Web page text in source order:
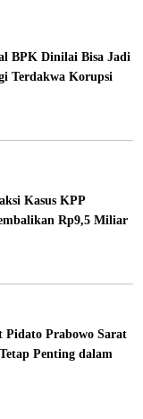
BPK Dinilai Bisa Jadi
Terdakwa Korupsi
Kasus KPP
Rp9,5 Miliar
Pidato Prabowo Sarat
Penting dalam